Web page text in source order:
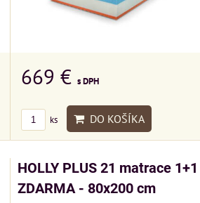
669 € s DPH
ks DO KOŠÍKA
HOLLY PLUS 21 matrace 1+1
ZDARMA - 80x200 cm